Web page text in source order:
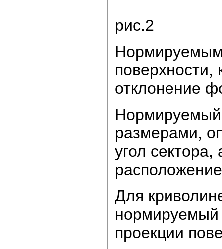
рис.2
Нормируемым
поверхности,
отклонение
Нормируемый
размерами,
угол
Для
нормируемый
проекции